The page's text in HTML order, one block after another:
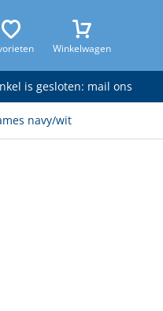
Winkelwagen
is gesloten: mail ons
navy/wit